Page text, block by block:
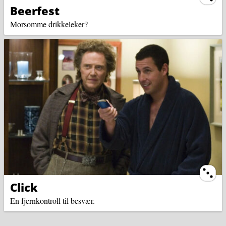
Beerfest
Morsomme drikkeleker?
Click
En fjernkontroll til besvær.